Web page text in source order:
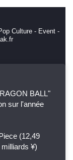
Culture - Event -
BALL"
sur l'année
(12,49
¥)